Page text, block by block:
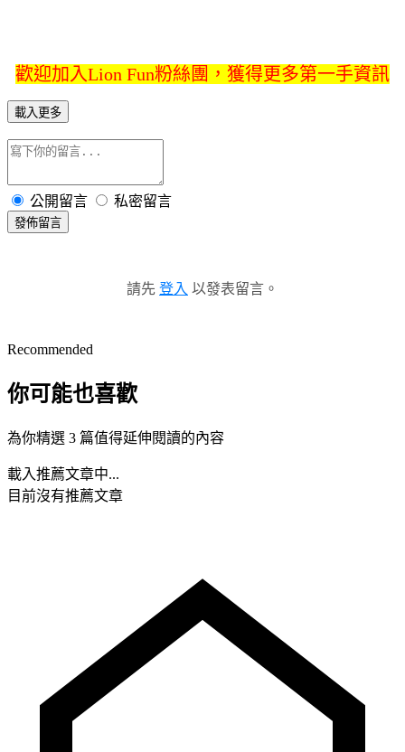
歡迎加入Lion Fun粉絲團，獲得更多第一手資訊
載入更多
公開留言 私密留言
發佈留言
請先 登入 以發表留言。
Recommended
你可能也喜歡
為你精選 3 篇值得延伸閱讀的內容
載入推薦文章中...
目前沒有推薦文章